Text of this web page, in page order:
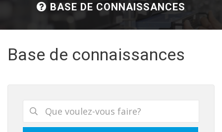
BASE DE CONNAISSANCES
Base de connaissances